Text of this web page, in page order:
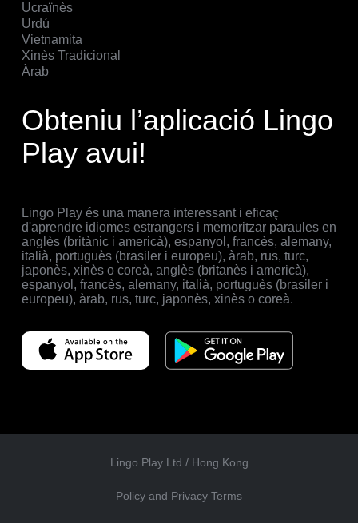
Ucraïnès
Urdú
Vietnamita
Xinès Tradicional
Àrab
Obteniu l’aplicació Lingo
Play avui!
Lingo Play és una manera interessant i eficaç
d'aprendre idiomes estrangers i memoritzar paraules en
anglès (britànic i americà), espanyol, francès, alemany,
italià, portuguès (brasiler i europeu), àrab, rus, turc,
japonès, xinès o coreà, anglès (britanès i americà),
espanyol, francès, alemany, italià, portuguès (brasiler i
europeu), àrab, rus, turc, japonès, xinès o coreà.
Lingo Play Ltd / Hong Kong
Policy and Privacy Terms